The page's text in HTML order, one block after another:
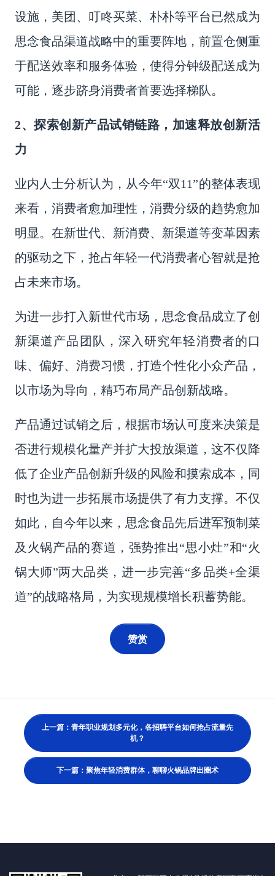
设施，美团、叮咚买菜、朴朴等平台已然成为
思念食品渠道战略中的重要阵地，前置仓侧重
于配送效率和服务体验，使得分钟级配送成为
可能，逐步跻身消费者首要选择梯队。
2、探索创新产品试销链路，加速释放创新活
力
业内人士分析认为，从今年“双11”的整体表现
来看，消费者愈加理性，消费分级的趋势愈加
明显。在新世代、新消费、新渠道等变革因素
的驱动之下，抢占年轻一代消费者心智就是抢
占未来市场。
为进一步打入新世代市场，思念食品成立了创
新渠道产品团队，深入研究年轻消费者的口
味、偏好、消费习惯，打造个性化小众产品，
以市场为导向，精巧布局产品创新战略。
产品通过试销之后，根据市场认可度来决策是
否进行规模化量产并扩大投放渠道，这不仅降
低了企业产品创新升级的风险和摸索成本，同
时也为进一步拓展市场提供了有力支撑。不仅
如此，自今年以来，思念食品先后进军预制菜
及火锅产品的赛道，强势推出“思小灶”和“火
锅大师”两大品类，进一步完善“多品类+全渠
道”的战略格局，为实现规模增长积蓄势能。
赞赏
上一篇：青年职业规划多元化，各招聘平台如何抢占流量先
机？
下一篇：聚焦年轻消费群体，聊聊火锅品牌出圈术